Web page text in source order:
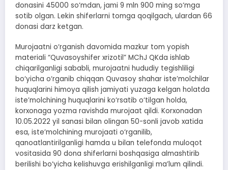
donasini 45000 so‘mdan, jami 9 mln 900 ming so‘mga
sotib olgan. Lekin shiferlarni tomga qoqilgach, ulardan 66
donasi darz ketgan.
Murojaatni o‘rganish davomida mazkur tom yopish
materiali “Quvasoyshifer xrizotil” MChJ QKda ishlab
chiqarilganligi sababli, murojaatni hududiy tegishliligi
bo‘yicha o‘rganib chiqqan Quvasoy shahar iste’molchilar
huquqlarini himoya qilish jamiyati yuzaga kelgan holatda
iste’molchining huquqlarini ko‘rsatib o‘tilgan holda,
korxonaga yozma ravishda murojaat qildi. Korxonadan
10.05.2022 yil sanasi bilan olingan 50-sonli javob xatida
esa, iste’molchining murojaati o‘rganilib,
qanoatlantirilganligi hamda u bilan telefonda muloqot
vositasida 90 dona shiferlarni boshqasiga almashtirib
berilishi bo‘yicha kelishuvga erishilganligi ma’lum qilindi.